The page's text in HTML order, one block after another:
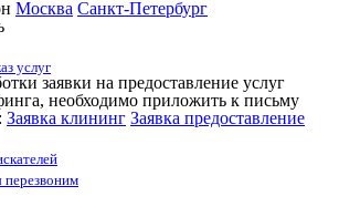
Москва Санкт-Петербург
услуг
заявки на предоставление услуг
необходимо приложить к письму
Заявка клининг Заявка предоставление